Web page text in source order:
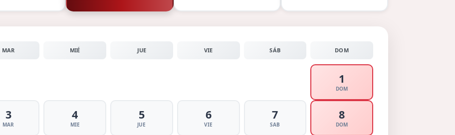
MAR MIÉ JUE VIE SÁB DOM
1
DOM
3
MAR
4
MIE
5
JUE
6
VIE
7
SAB
8
DOM